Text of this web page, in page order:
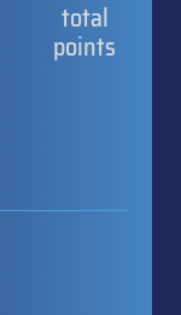
total
points